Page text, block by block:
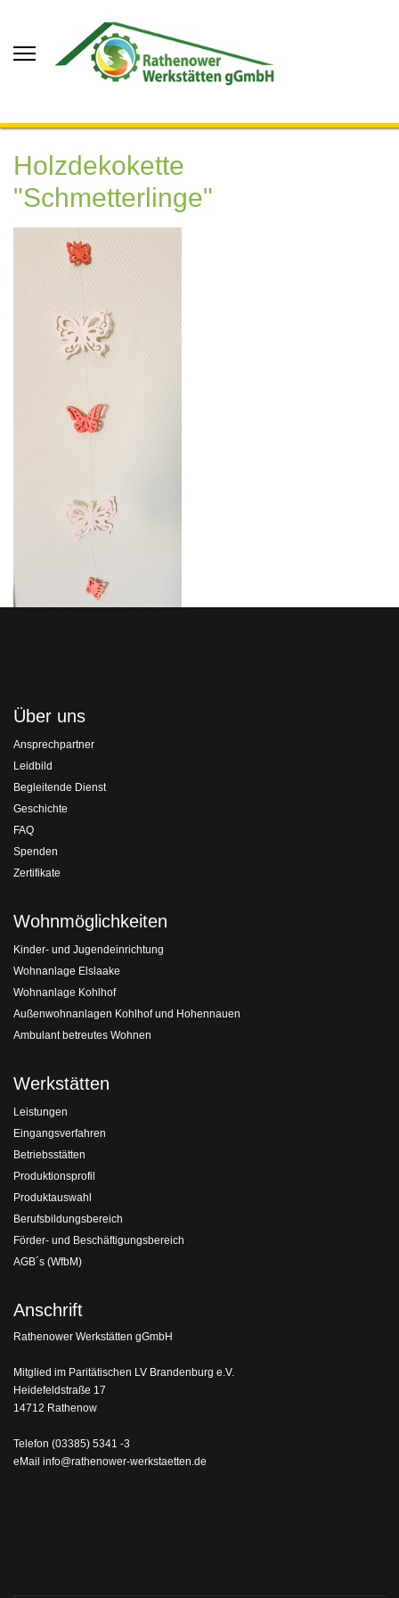
Holzdekokette
"Schmetterlinge"
Über uns
Ansprechpartner
Leidbild
Begleitende Dienst
Geschichte
FAQ
Spenden
Zertifikate
Wohnmöglichkeiten
Kinder- und Jugendeinrichtung
Wohnanlage Elslaake
Wohnanlage Kohlhof
Außenwohnanlagen Kohlhof und Hohennauen
Ambulant betreutes Wohnen
Werkstätten
Leistungen
Eingangsverfahren
Betriebsstätten
Produktionsprofil
Produktauswahl
Berufsbildungsbereich
Förder- und Beschäftigungsbereich
AGB´s (WfbM)
Anschrift
Rathenower Werkstätten gGmbH
Mitglied im Paritätischen LV Brandenburg e.V.
Heidefeldstraße 17
14712 Rathenow
Telefon (03385) 5341 -3
eMail info@rathenower-werkstaetten.de